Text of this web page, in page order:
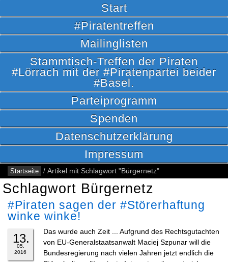
Start
#Piratentreffen
Mailinglisten
Stammtisch-Treffen der Piraten
#Lörrach mit der #Piratenpartei beider
#Basel.
Parteiprogramm
Spenden
Datenschutzerklärung
Impressum
Startseite / Artikel mit Schlagwort "Bürgernetz"
Schlagwort Bürgernetz
#Piraten sagen der #Störerhaftung
winke winke!
13.
05.
2016
Das wurde auch Zeit ... Aufgrund des Rechtsgutachten
von EU-Generalstaatsanwalt Maciej Szpunar will die
Bundesregierung nach vielen Jahren jetzt endlich die